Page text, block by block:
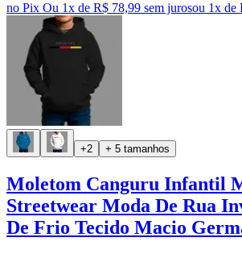
no Pix Ou 1x de R$ 78,99 sem jurosou 1x de
+2 + 5 tamanhos
Moletom Canguru Infantil
Streetwear Moda De Rua
De Frio Tecido Macio